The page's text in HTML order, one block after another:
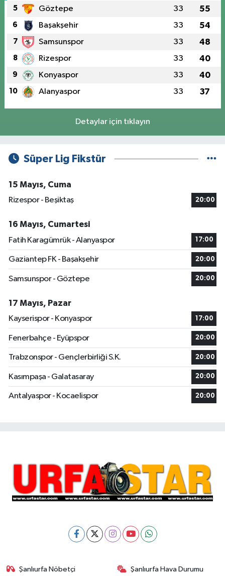
5 Göztepe 33 55
6 Başakşehir 33 54
7 Samsunspor 33 48
8 Rizespor 33 40
9 Konyaspor 33 40
10 Alanyaspor 33 37
Detaylar için tıklayın
Süper Lig Fikstür
15 Mayıs, Cuma
Rizespor - Beşiktaş
20:00
16 Mayıs, Cumartesi
Fatih Karagümrük - Alanyaspor
17:00
Gaziantep FK - Başakşehir 20:00
Samsunspor - Göztepe 20:00
17 Mayıs, Pazar
Kayserispor - Konyaspor
17:00
Fenerbahçe - Eyüpspor 20:00
Trabzonspor - Gençlerbirliği S.K. 20:00
Kasımpaşa - Galatasaray 20:00
Antalyaspor - Kocaelispor 20:00
Şanlıurfa Nöbetçi Şanlıurfa Hava Durumu